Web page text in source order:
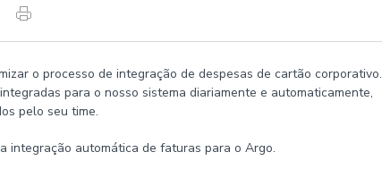
o processo de integração de despesas de cartão corporativo.
para o nosso sistema diariamente e automaticamente,
pelo seu time.
integração automática de faturas para o Argo.